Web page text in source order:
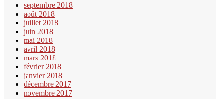
septembre 2018
août 2018
juillet 2018
juin 2018
mai 2018
avril 2018
mars 2018
février 2018
janvier 2018
décembre 2017
novembre 2017